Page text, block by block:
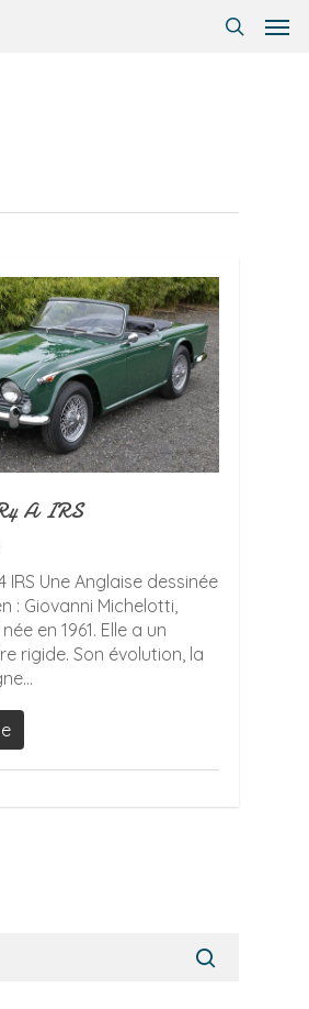
A IRS
IRS Une Anglaise dessinée
: Giovanni Michelotti,
en 1961. Elle a un
rigide. Son évolution, la